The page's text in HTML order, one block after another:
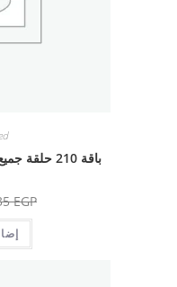
باقة 210 حلقة جميع القصص كاملة ( اعلي قيمة )
EGP